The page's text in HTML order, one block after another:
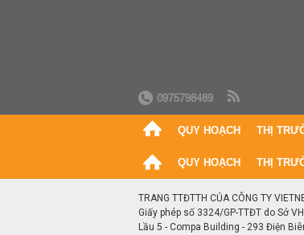
0975798489
QUY HOẠCH THỊ
QUY HOẠCH THỊ
TRANG TTĐTTH CỦA CÔNG TY
Giấy phép số 3324/GP-TTĐT do Sở
Lầu 5 - Compa Building - 293 Điện